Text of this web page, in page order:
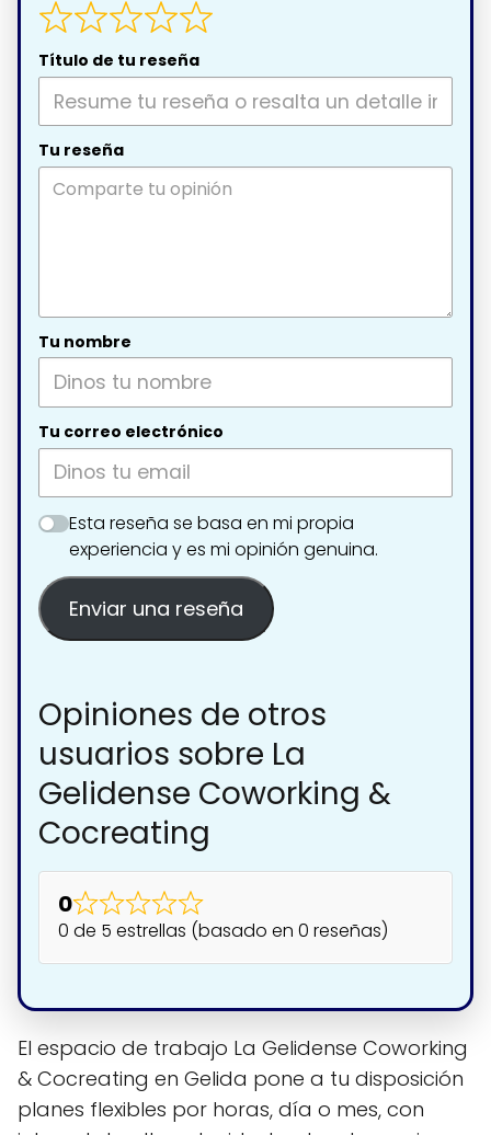
Título de tu reseña
Tu reseña
Tu nombre
Tu correo electrónico
Esta reseña se basa en mi propia
experiencia y es mi opinión genuina.
Enviar una reseña
Opiniones de otros
usuarios sobre La
Gelidense Coworking &
Cocreating
0
0 de 5 estrellas (basado en 0 reseñas)
El espacio de trabajo La Gelidense Coworking
& Cocreating en Gelida pone a tu disposición
planes flexibles por horas, día o mes, con